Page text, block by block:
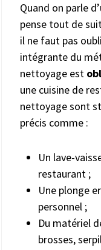
Quand on parle
pense tout de
il ne faut pas
intégrante du
nettoyage est
une cuisine de
nettoyage sont
précis comme :
Un lave-
restaurant ;
Une plonge
personnel ;
Du matériel
brosses,